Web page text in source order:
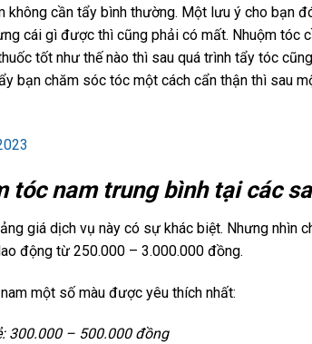
không cần tẩy bình thường. Một lưu ý cho bạn
cái gì được thì cũng phải có mất. Nhuộm
tốt như thế nào thì sau quá trình tẩy tóc
bạn chăm sóc tóc một cách cẩn thận thì sau
tóc nam trung bình tại các
giá dịch vụ này có sự khác biệt. Nhưng nhìn
động từ 250.000 – 3.000.000 đồng.
một số màu được yêu thích nhất:
300.000 – 500.000 đồng